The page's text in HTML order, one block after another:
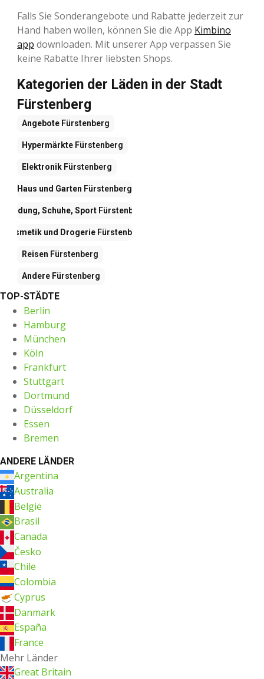
Falls Sie Sonderangebote und Rabatte jederzeit zur
Hand haben wollen, können Sie die App Kimbino
app downloaden. Mit unserer App verpassen Sie
keine Rabatte Ihrer liebsten Shops.
Kategorien der Läden in der Stadt
Fürstenberg
Angebote Fürstenberg
Hypermärkte Fürstenberg
Elektronik Fürstenberg
Haus und Garten Fürstenberg
Kleidung, Schuhe, SportFürstenberg
Kosmetik und DrogerieFürstenberg
Reisen Fürstenberg
Andere Fürstenberg
TOP-STÄDTE
Berlin
Hamburg
München
Köln
Frankfurt
Stuttgart
Dortmund
Düsseldorf
Essen
Bremen
ANDERE LÄNDER
Argentina
Australia
België
Brasil
Canada
Česko
Chile
Colombia
Cyprus
Danmark
España
France
Mehr Länder
Great Britain